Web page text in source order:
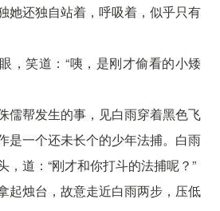
她还独自站着，呼吸着，似乎只有
，笑道：“咦，是刚才偷看的小矮
儒帮发生的事，见白雨穿着黑色飞
是一个还未长个的少年法捕。白雨
，道：“刚才和你打斗的法捕呢？”
起烛台，故意走近白雨两步，压低